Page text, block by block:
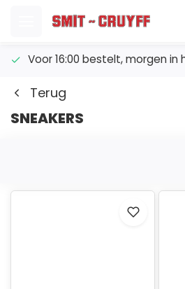
Voor 16:00 bestelt, morgen in
Terug
SNEAKERS